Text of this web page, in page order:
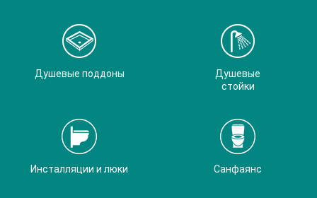
Душевые поддоны
Душевые
стойки
Инсталляции и люки Санфаянс